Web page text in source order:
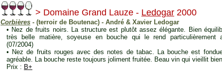
> Domaine Grand Lauze - Ledogar 2000
Corbières - (terroir de Boutenac) - André & Xavier Ledogar
• Nez de fruits noirs. La structure est plutôt assez élégante. Bien
très belle matière, soyeuse en bouche qui le rend particulièrement
(07/2004)
• Nez de fruits rouges avec des notes de tabac. La bouche est
agréable. La bouche reste toujours joliment fruitée. Beau vin qui vieillit
Prix : B+